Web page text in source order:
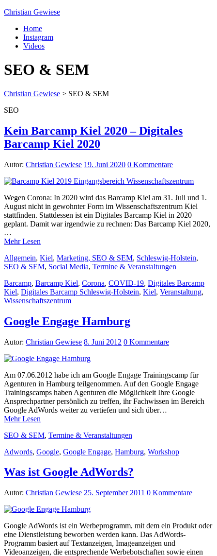
Christian Gewiese
Home
Instagram
Videos
SEO & SEM
Christian Gewiese > SEO & SEM
SEO
Kein Barcamp Kiel 2020 – Digitales
Barcamp Kiel 2020
Autor: Christian Gewiese 19. Juni 2020 0 Kommentare
Wegen Corona: In 2020 wird das Barcamp Kiel am 31. Juli und 1.
August nicht in gewohnter Form im Wissenschaftszentrum Kiel
stattfinden. Stattdessen ist ein Digitales Barcamp Kiel in 2020
geplant. Damit war irgendwie zu rechnen: Das Barcamp Kiel 2020,
…
Mehr Lesen
Allgemein, Kiel, Marketing, SEO & SEM, Schleswig-Holstein,
SEO & SEM, Social Media, Termine & Veranstaltungen
Barcamp, Barcamp Kiel, Corona, COVID-19, Digitales Barcamp
Kiel, Digitales Barcamp Schleswig-Holstein, Kiel, Veranstaltung,
Wissenschaftszentrum
Google Engage Hamburg
Autor: Christian Gewiese 8. Juni 2012 0 Kommentare
Am 07.06.2012 habe ich am Google Engage Trainingscamp für
Agenturen in Hamburg teilgenommen. Auf den Google Engage
Trainingscamps haben Agenturen die Möglichkeit Ihre Google
Ansprechpartner persönlich zu treffen, ihr Fachwissen im Bereich
Google AdWords weiter zu vertiefen und sich über…
Mehr Lesen
SEO & SEM, Termine & Veranstaltungen
Adwords, Google, Google Engage, Hamburg, Workshop
Was ist Google AdWords?
Autor: Christian Gewiese 25. September 2011 0 Kommentare
Google AdWords ist ein Werbeprogramm, mit dem ein Produkt oder
eine Dienstleistung beworben werden kann. Das AdWords-
Programm basiert auf Textanzeigen, Imageanzeigen und
Videoanzeigen, die entsprechende Werbebotschaften sowie einen